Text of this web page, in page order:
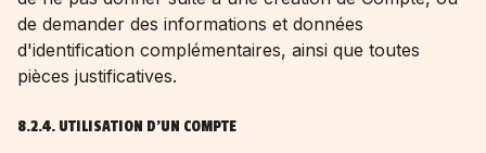
de demander des informations et données
d'identification complémentaires, ainsi que toutes
pièces justificatives.
8.2.4. UTILISATION D'UN COMPTE